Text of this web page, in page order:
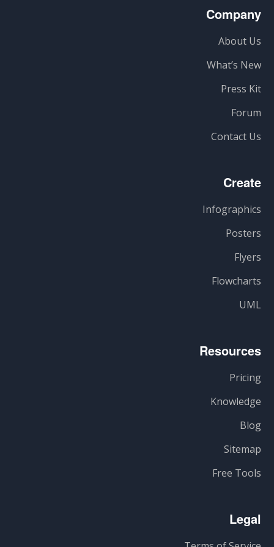
Company
About Us
What’s New
Press Kit
Forum
Contact Us
Create
Infographics
Posters
Flyers
Flowcharts
UML
Resources
Pricing
Knowledge
Blog
Sitemap
Free Tools
Legal